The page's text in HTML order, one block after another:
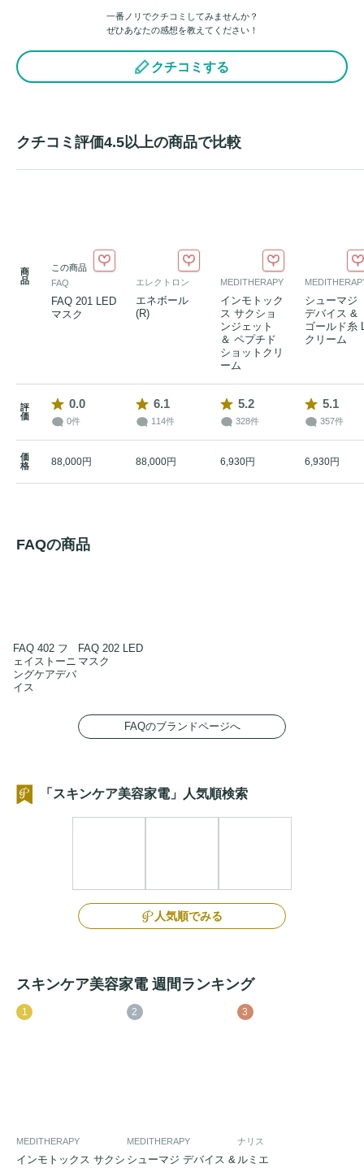
一番ノリでクチコミしてみませんか？
ぜひあなたの感想を教えてください！
クチコミする
クチコミ評価4.5以上の商品で比較
商
品
この商品
FAQ
FAQ 201 LED
マスク
エレクトロン
エネボール
(R)
MEDITHERAPY
インモトック
ス サクショ
ンジェット
＆ ペプチド
ショットクリ
ーム
シューマジ
デバイス &
ゴールド糸
クリーム
評
価
0.0
0件
6.1
114件
5.2
328件
5.1
357件
価
格
88,000円 88,000円 6,930円 6,930円
FAQの商品
FAQ 402 フ
ェイストーニ
ングケアデバ
イス
FAQ 202 LED
マスク
FAQのブランドページへ
「スキンケア美容家電」人気順検索
人気順でみる
スキンケア美容家電 週間ランキング
1
MEDITHERAPY
インモトックス サクシ
2
MEDITHERAPY
シューマジ デバイス &
3
ナリス
ルミエ